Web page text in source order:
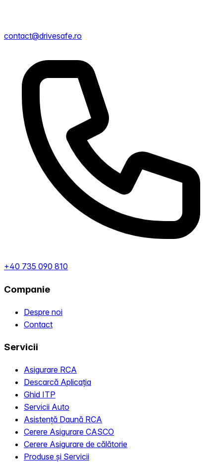
contact@drivesafe.ro
+40 735 090 810
Companie
Despre noi
Contact
Servicii
Asigurare RCA
Descarcă Aplicația
Ghid ITP
Servicii Auto
Asistență Daună RCA
Cerere Asigurare CASCO
Cerere Asigurare de călătorie
Produse și Servicii